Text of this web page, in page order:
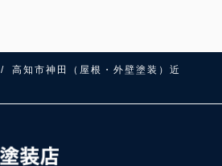
高知市神田（屋根・外壁塗装）近